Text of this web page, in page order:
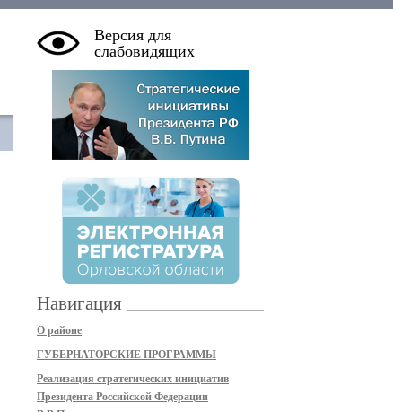
Версия для
слабовидящих
Навигация
О районе
ГУБЕРНАТОРСКИЕ ПРОГРАММЫ
Реализация стратегических инициатив
Президента Российской Федерации